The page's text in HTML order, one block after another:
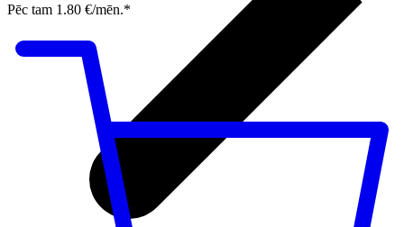
Pēc tam 1.80 €/mēn.*